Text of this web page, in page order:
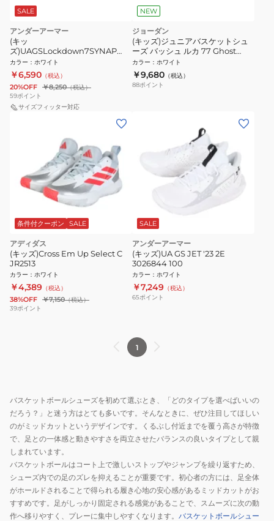
SALE
アンダーアーマー
(キッ
ズ)UAGSLockdown7SYNAP
3028801 100
カラー ： ホワイト
￥6,590 （税込）
20%OFF ￥8,250（税込）
59ポイント
サイズフィッター対応
NEW
ジョーダン
(キッズ)ジュニアバスケットシュ
ーズ バッシュ ルカ 77 Ghost
IH0573-103
カラー ： ホワイト
￥9,680 （税込）
88ポイント
条件付クーポン SALE
アディダス
(キッズ)Cross Em Up Select C
JR2513
カラー ： ホワイト
￥4,389 （税込）
38%OFF ￥7,150（税込）
39ポイント
SALE
アンダーアーマー
(キッズ)UA GS JET '23 2E
3026844 100
カラー ： ホワイト
￥7,249 （税込）
65ポイント
1
バスケットボールシューズを初めて選ぶとき、「どのタイプを選べばいいの
だろう？」と迷う方はとても多いです。そんなときに、ぜひ注目してほしい
のがミッドカットというデザインです。くるぶし付近までを覆う高さが特徴
で、足との一体感と動きやすさを両立させたバランスの良いタイプとして親
しまれています。
バスケットボールはコート上で激しいストップやジャンプを繰り返すため、
シューズ内での足のズレを抑えることが重要です。初心者の方には、足全体
がホールドされることで得られる履き心地の安心感があるミッドカットがお
すすめです。足がしっかり固定される感覚があることで、スムーズに次の動
作へ移りやすく、プレーに集中しやすくなります。 バスケットボールシュー